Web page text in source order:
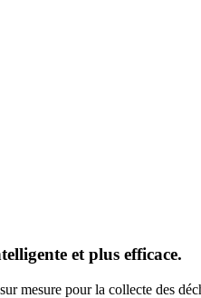
et plus efficace.
mesure pour la collecte des